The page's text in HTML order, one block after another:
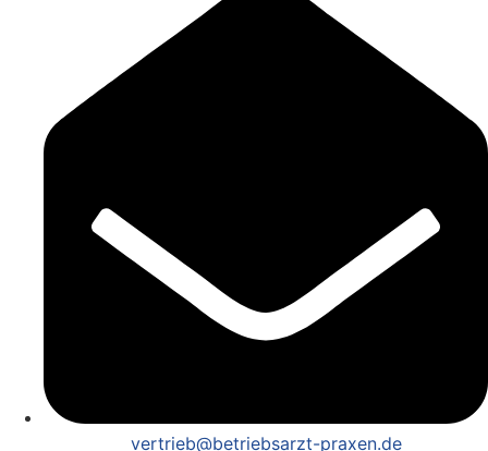
vertrieb@betriebsarzt-praxen.de